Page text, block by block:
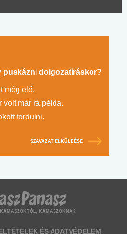
puskázni dolgozatíráskor?
még elő.
volt már rá példa.
fordulni.
SZAVAZAT ELKÜLDÉSE
KAMASZOKNAK
ÉS ADATVÉDELEM